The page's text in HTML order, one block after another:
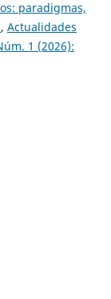
paradigmas,
, Actualidades
1 (2026):